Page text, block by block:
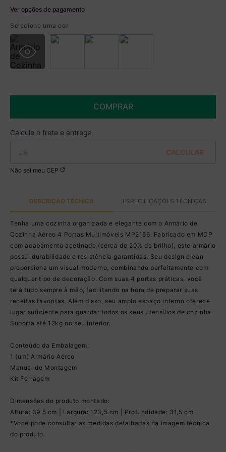
Ver opções de pagamento
R$ 284,99 à vista no Boleto
% de desconto)
Você economiza
Selecione uma cor
COMPRAR
Não sei meu CEP
DESCRIÇÃO TÉCNICA ESPECIFICAÇÕES TÉCNICAS
Tenha uma cozinha organizada e elegante com o Armário de
Cozinha Aéreo 4 Portas Multimóveis MP2156. Fabricado em MDP
com acabamento acetinado (cerca de 20% de brilho), este armário
possui durabilidade e resistência garantidas. Seu design clean
proporciona um visual moderno, combinando perfeitamente com
qualquer tipo de decoração. Com suas 4 portas práticas, você
terá tudo sempre à mão, facilitando na hora de preparar suas
receitas favoritas. Além disso, seu amplo espaço interno oferece
lugar suficiente para guardar todos os seus utensílios de cozinha.
Suporta até 12kg no seu interior.
Conteúdo da Embalagem:
1 (um) Armário Aéreo
Manual de Montagem
Kit Ferragem
Dimensões do produto montado:
Altura: 39,5 cm | Largura: 123,5 cm | Profundidade: 31,5 cm
*Você pode consultar as medidas detalhadas na imagem técnica
do produto.